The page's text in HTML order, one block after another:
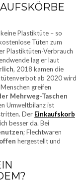
Plastiktüte – so
Tüten zum
Plastiktüten-Verbrauch
lag er laut
, 2018 kamen die
ab 2020 wird
greifen
Mehrweg-Taschen
Umweltbilanz ist
Der Einkaufskorb
besser da. Bei
; Flechtwaren
hergestellt und